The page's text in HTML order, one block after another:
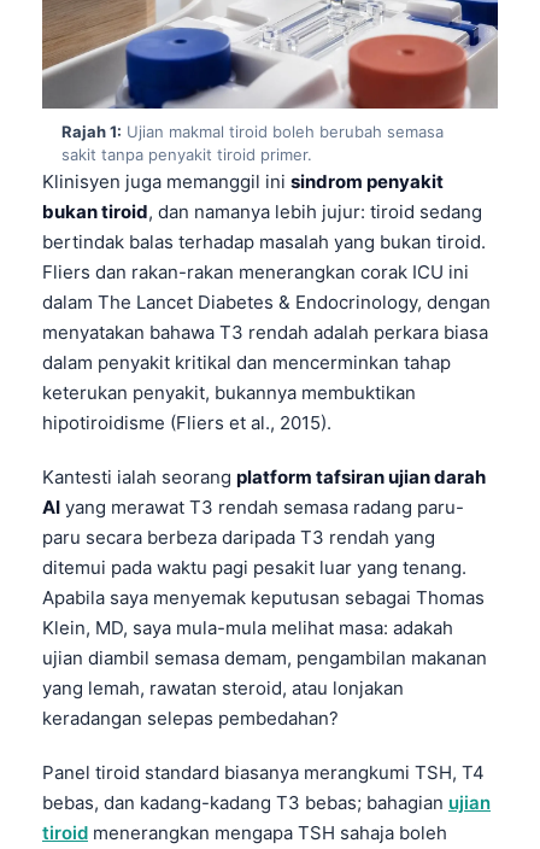
Rajah 1: Ujian makmal tiroid boleh berubah semasa
sakit tanpa penyakit tiroid primer.
Klinisyen juga memanggil ini sindrom penyakit
bukan tiroid, dan namanya lebih jujur: tiroid sedang
bertindak balas terhadap masalah yang bukan tiroid.
Fliers dan rakan-rakan menerangkan corak ICU ini
dalam The Lancet Diabetes & Endocrinology, dengan
menyatakan bahawa T3 rendah adalah perkara biasa
dalam penyakit kritikal dan mencerminkan tahap
keterukan penyakit, bukannya membuktikan
hipotiroidisme (Fliers et al., 2015).
Kantesti ialah seorang platform tafsiran ujian darah
AI yang merawat T3 rendah semasa radang paru-
paru secara berbeza daripada T3 rendah yang
ditemui pada waktu pagi pesakit luar yang tenang.
Apabila saya menyemak keputusan sebagai Thomas
Klein, MD, saya mula-mula melihat masa: adakah
ujian diambil semasa demam, pengambilan makanan
yang lemah, rawatan steroid, atau lonjakan
keradangan selepas pembedahan?
Panel tiroid standard biasanya merangkumi TSH, T4
bebas, dan kadang-kadang T3 bebas; bahagian ujian
tiroid menerangkan mengapa TSH sahaja boleh